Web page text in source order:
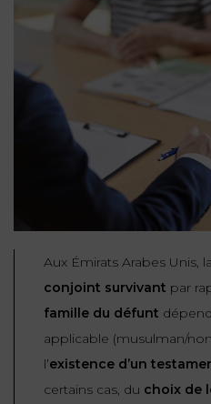
FISCALITÉ
DROIT
DU
TRAVAIL
RESPONSABILITÉ
& ASSURANCE
IMMOBILIER
CONTRATS &
CONSOMMATION
DROIT
CRÉATION
D’ENTREPRISES
CONTRATS &
CONSOMMATION
DROIT
AFFAIRES
& ASSURANCE
FISCALITÉ
IMMOBILIER
DUBAÏ
AVOCATS
SERVICE
FRANCO-
START-
RGPD
DONNÉES
PERSONNELLES
NOUS
CONNAÎTRE
EQUIPE
DIRIGEANTE
NOUS
Blog
Nos
agences
Prendre
72
34
24
Aux Émirats Arabes Unis,
conjoint survivant par
famille du défunt
applicable (musulman/
l’existence d’un
certains cas, du choix de